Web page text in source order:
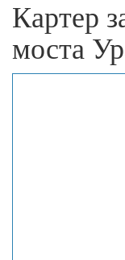
Картер
моста